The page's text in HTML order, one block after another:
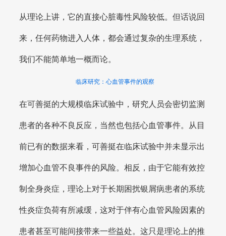
从理论上讲，它的直接心脏毒性风险较低。但话说回
来，任何药物进入人体，都会通过复杂的生理系统，
我们不能简单地一概而论。
临床研究：心血管事件的观察
在可善挺的大规模临床试验中，研究人员会密切监测
患者的各种不良反应，当然也包括心血管事件。从目
前已有的数据来看，可善挺在临床试验中并未显示出
增加心血管不良事件的风险。相反，由于它能有效控
制全身炎症，理论上对于长期困扰银屑病患者的系统
性炎症负荷有所减缓，这对于伴有心血管风险因素的
患者甚至可能间接带来一些益处。这只是理论上的推